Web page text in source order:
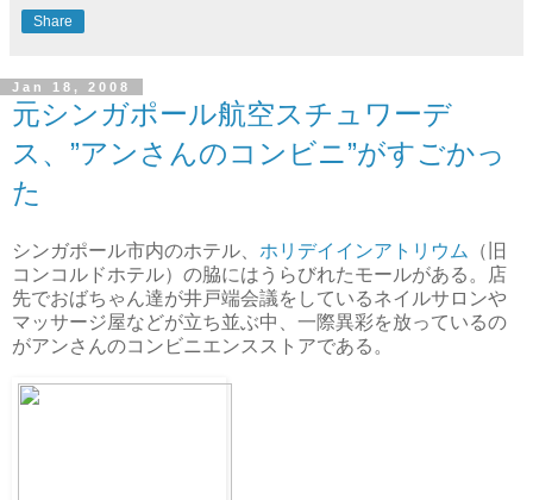
Share
Jan 18, 2008
元シンガポール航空スチュワーデ
ス、”アンさんのコンビニ”がすごかっ
た
シンガポール市内のホテル、 ホリデイインアトリウム （旧
コンコルドホテル）の脇にはうらびれたモールがある。店
先でおばちゃん達が井戸端会議をしているネイルサロンや
マッサージ屋などが立ち並ぶ中、一際異彩を放っているの
がアンさんのコンビニエンスストアである。